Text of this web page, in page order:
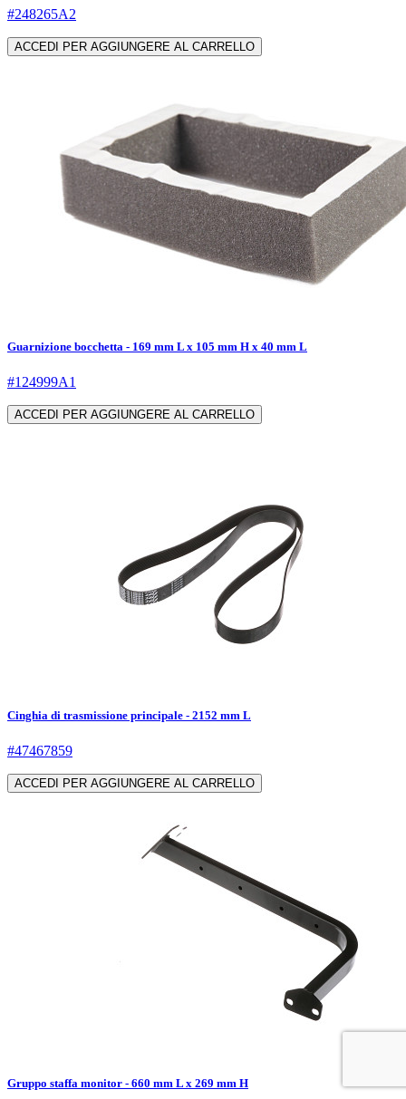
#248265A2
ACCEDI PER AGGIUNGERE AL CARRELLO
Guarnizione bocchetta - 169 mm L x 105 mm H x 40 mm L
#124999A1
ACCEDI PER AGGIUNGERE AL CARRELLO
Cinghia di trasmissione principale - 2152 mm L
#47467859
ACCEDI PER AGGIUNGERE AL CARRELLO
Gruppo staffa monitor - 660 mm L x 269 mm H